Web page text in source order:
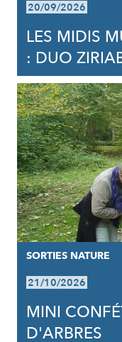
20/09/2026
LES MIDIS
: DUO
SORTIES NATURE
21/10/2026
MINI
D'ARBRES